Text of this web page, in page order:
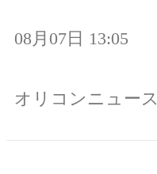
08月07日 13:05
オリコンニュース